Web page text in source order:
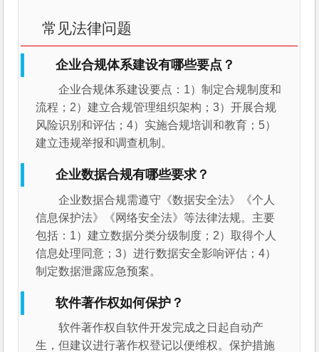
常见法律问题
企业合规体系建设有哪些要点？
企业合规体系建设要点：1）制定合规制度和
流程；2）建立合规管理组织架构；3）开展合规
风险识别和评估；4）实施合规培训和教育；5）
建立违规举报和调查机制。
企业数据合规有哪些要求？
企业数据合规需遵守《数据安全法》《个人
信息保护法》《网络安全法》等法律法规。主要
包括：1）建立数据分类分级制度；2）取得个人
信息处理同意；3）进行数据安全影响评估；4）
制定数据泄露应急预案。
软件著作权如何保护？
软件著作权自软件开发完成之日起自动产
生，但建议进行著作权登记以便维权。保护措施